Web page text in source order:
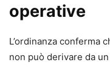
operative
L’ordinanza conferma
non può derivare da